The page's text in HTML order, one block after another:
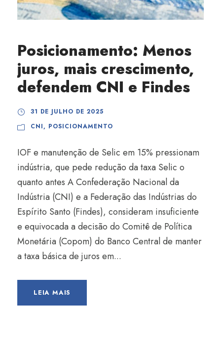
Posicionamento: Menos
juros, mais crescimento,
defendem CNI e Findes
31 DE JULHO DE 2025
CNI, POSICIONAMENTO
IOF e manutenção de Selic em 15% pressionam
indústria, que pede redução da taxa Selic o
quanto antes A Confederação Nacional da
Indústria (CNI) e a Federação das Indústrias do
Espírito Santo (Findes), consideram insuficiente
e equivocada a decisão do Comitê de Política
Monetária (Copom) do Banco Central de manter
a taxa básica de juros em...
LEIA MAIS